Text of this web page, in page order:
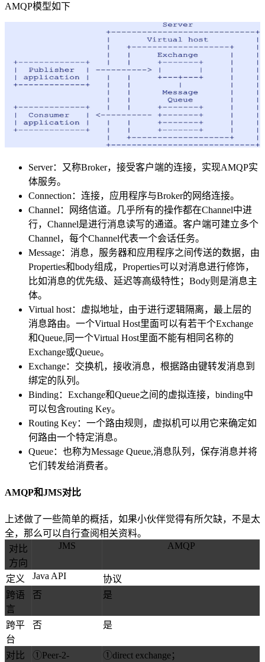
AMQP模型如下
Server：又称Broker，接受客户端的连接，实现AMQP实
体服务。
Connection：连接，应用程序与Broker的网络连接。
Channel：网络信道。几乎所有的操作都在Channel中进
行，Channel是进行消息读写的通道。客户端可建立多个
Channel，每个Channel代表一个会话任务。
Message：消息，服务器和应用程序之间传送的数据，由
Properties和body组成，Properties可以对消息进行修饰，
比如消息的优先级、延迟等高级特性；Body则是消息主
体。
Virtual host：虚拟地址，由于进行逻辑隔离，最上层的
消息路由。一个Virtual Host里面可以有若干个Exchange
和Queue,同一个Virtual Host里面不能有相同名称的
Exchange或Queue。
Exchange：交换机，接收消息，根据路由键转发消息到
绑定的队列。
Binding：Exchange和Queue之间的虚拟连接，binding中
可以包含routing Key。
Routing Key：一个路由规则，虚拟机可以用它来确定如
何路由一个特定消息。
Queue：也称为Message Queue,消息队列，保存消息并将
它们转发给消费者。
AMQP和JMS对比
上述做了一些简单的概括，如果小伙伴觉得有所欠缺，不是太
全，那么可以自行查阅相关资料。
对比
方向
JMS AMQP
定义 Java API
协议
跨语
言
否 是
跨平
台
否 是
对比 ①Peer-2- ①direct exchange；